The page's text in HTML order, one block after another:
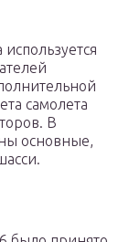
самолета
В
основные,